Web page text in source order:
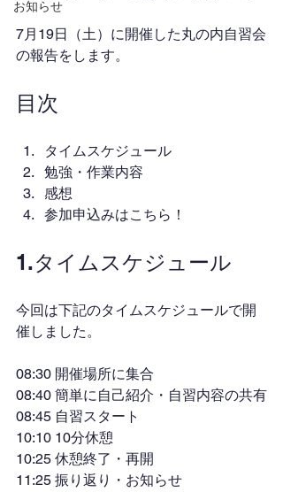
お知らせ
7月19日（土）に開催した丸の内自習会
の報告をします。
目次
タイムスケジュール
勉強・作業内容
感想
参加申込みはこちら！
1.タイムスケジュール
今回は下記のタイムスケジュールで開
催しました。
08:30 開催場所に集合
08:40 簡単に自己紹介・自習内容の共有
08:45 自習スタート
10:10 10分休憩
10:25 休憩終了・再開
11:25 振り返り・お知らせ